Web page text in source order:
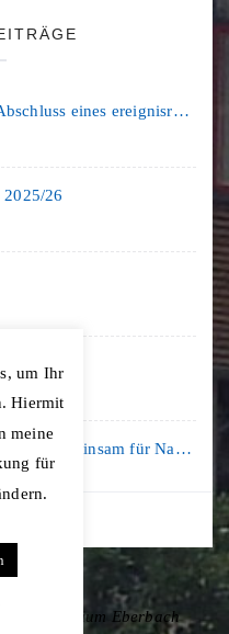
Schulfest am HSG: Gelungener Abschluss eines ereignisreichen Schuljahres
2025/26
LK
Kooperation mit der KLIMA ARENA: Gemeinsam für Nachhaltigkeit und Klimaschutz
Gymnasium Eberbach
um Ihr
Hiermit
meine
für